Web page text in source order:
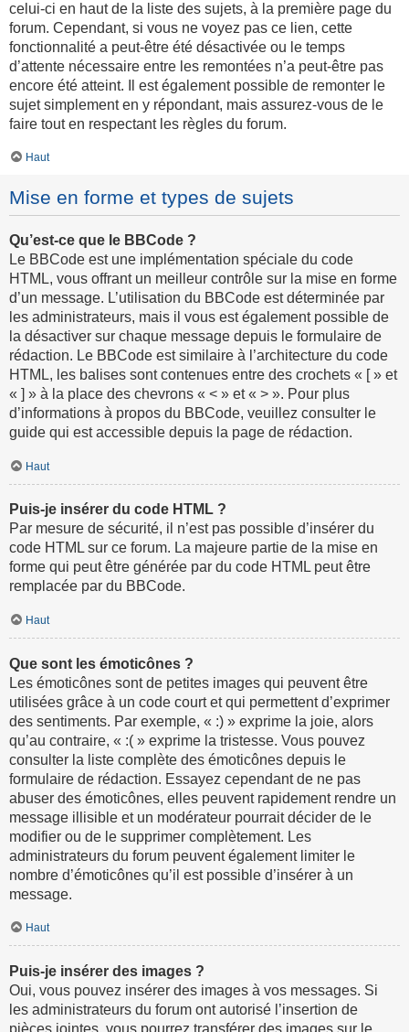
celui-ci en haut de la liste des sujets, à la première page du
forum. Cependant, si vous ne voyez pas ce lien, cette
fonctionnalité a peut-être été désactivée ou le temps
d’attente nécessaire entre les remontées n’a peut-être pas
encore été atteint. Il est également possible de remonter le
sujet simplement en y répondant, mais assurez-vous de le
faire tout en respectant les règles du forum.
Haut
Mise en forme et types de sujets
Qu’est-ce que le BBCode ?
Le BBCode est une implémentation spéciale du code
HTML, vous offrant un meilleur contrôle sur la mise en forme
d’un message. L’utilisation du BBCode est déterminée par
les administrateurs, mais il vous est également possible de
la désactiver sur chaque message depuis le formulaire de
rédaction. Le BBCode est similaire à l’architecture du code
HTML, les balises sont contenues entre des crochets « [ » et
« ] » à la place des chevrons « < » et « > ». Pour plus
d’informations à propos du BBCode, veuillez consulter le
guide qui est accessible depuis la page de rédaction.
Haut
Puis-je insérer du code HTML ?
Par mesure de sécurité, il n’est pas possible d’insérer du
code HTML sur ce forum. La majeure partie de la mise en
forme qui peut être générée par du code HTML peut être
remplacée par du BBCode.
Haut
Que sont les émoticônes ?
Les émoticônes sont de petites images qui peuvent être
utilisées grâce à un code court et qui permettent d’exprimer
des sentiments. Par exemple, « :) » exprime la joie, alors
qu’au contraire, « :( » exprime la tristesse. Vous pouvez
consulter la liste complète des émoticônes depuis le
formulaire de rédaction. Essayez cependant de ne pas
abuser des émoticônes, elles peuvent rapidement rendre un
message illisible et un modérateur pourrait décider de le
modifier ou de le supprimer complètement. Les
administrateurs du forum peuvent également limiter le
nombre d’émoticônes qu’il est possible d’insérer à un
message.
Haut
Puis-je insérer des images ?
Oui, vous pouvez insérer des images à vos messages. Si
les administrateurs du forum ont autorisé l’insertion de
pièces jointes, vous pourrez transférer des images sur le